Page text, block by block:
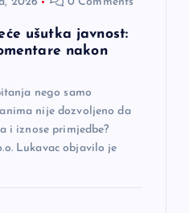
ušutka javnost:
nakon
nego samo
nije dozvoljeno da
i iznose primjedbe?
Lukavac objavilo je